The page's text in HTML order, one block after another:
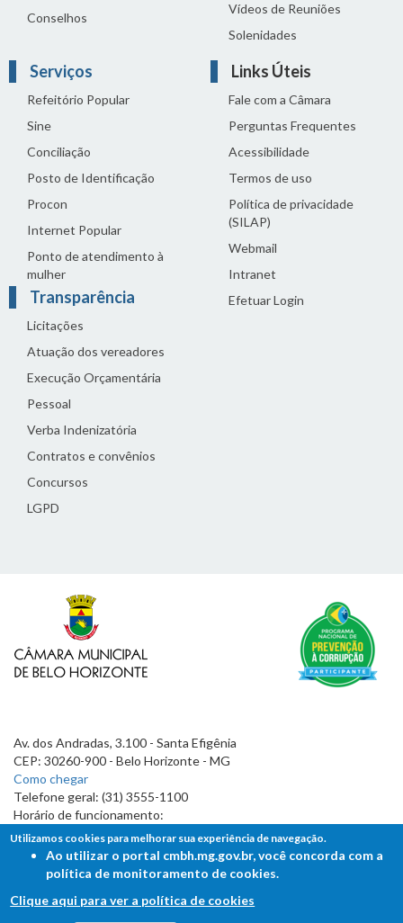
Conselhos
Vídeos de Reuniões
Solenidades
Serviços
Refeitório Popular
Sine
Conciliação
Posto de Identificação
Procon
Internet Popular
Ponto de atendimento à
mulher
Transparência
Licitações
Atuação dos vereadores
Execução Orçamentária
Pessoal
Verba Indenizatória
Contratos e convênios
Concursos
LGPD
Links Úteis
Fale com a Câmara
Perguntas Frequentes
Acessibilidade
Termos de uso
Política de privacidade
(SILAP)
Webmail
Intranet
Efetuar Login
Av. dos Andradas, 3.100 - Santa Efigênia
CEP: 30260-900 - Belo Horizonte - MG
Como chegar
Telefone geral: (31) 3555-1100
Horário de funcionamento:
7h às 19h
Utilizamos cookies para melhorar sua experiência de navegação.
Ao utilizar o portal cmbh.mg.gov.br, você concorda com a
política de monitoramento de cookies.
Clique aqui para ver a política de cookies